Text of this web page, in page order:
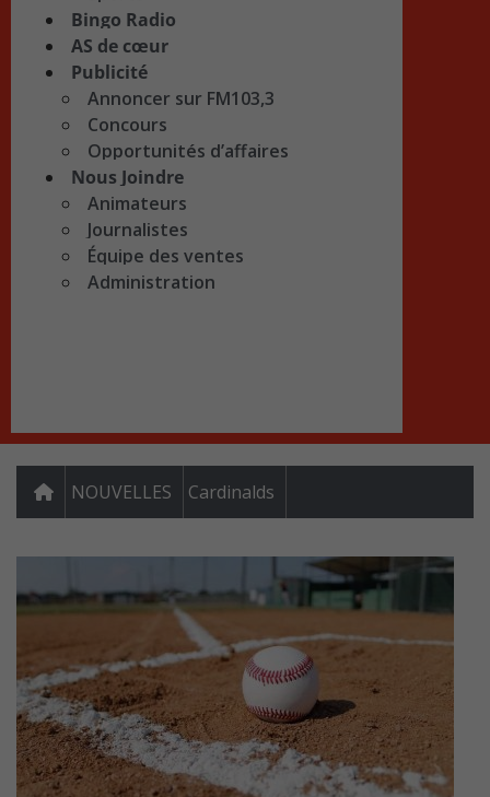
Bingo Radio
AS de cœur
Publicité
Annoncer sur FM103,3
Concours
Opportunités d’affaires
Nous Joindre
Animateurs
Journalistes
Équipe des ventes
Administration
NOUVELLES Cardinalds